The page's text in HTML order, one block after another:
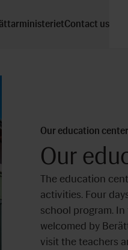
Contact us
Our education
Our
The education
activities. Four
school program.
welcomed by
visit the teachers